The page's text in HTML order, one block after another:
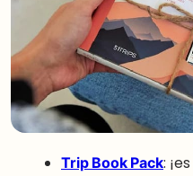
Trip Book Pack: ¡es